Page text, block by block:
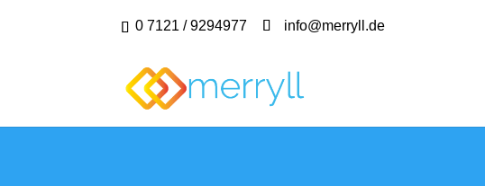
0 7121 / 9294977 info@merryll.de